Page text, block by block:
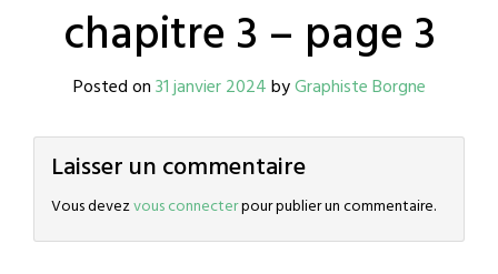
chapitre 3 – page 3
Posted on31 janvier 2024byGraphiste Borgne
Laisser un commentaire
Vous devezvous connecterpour publier un commentaire.